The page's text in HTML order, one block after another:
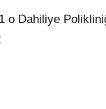
o Dahiliye